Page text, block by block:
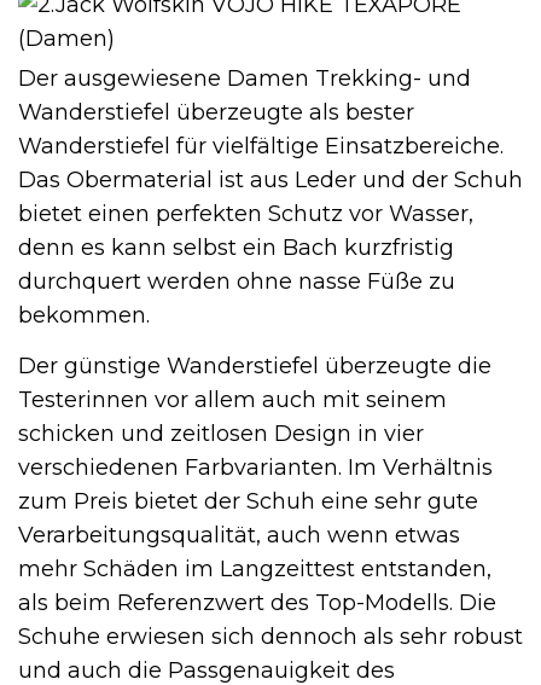
Der ausgewiesene Damen Trekking- und
Wanderstiefel überzeugte als bester
Wanderstiefel für vielfältige Einsatzbereiche.
Das Obermaterial ist aus Leder und der Schuh
bietet einen perfekten Schutz vor Wasser,
denn es kann selbst ein Bach kurzfristig
durchquert werden ohne nasse Füße zu
bekommen.
Der günstige Wanderstiefel überzeugte die
Testerinnen vor allem auch mit seinem
schicken und zeitlosen Design in vier
verschiedenen Farbvarianten. Im Verhältnis
zum Preis bietet der Schuh eine sehr gute
Verarbeitungsqualität, auch wenn etwas
mehr Schäden im Langzeittest entstanden,
als beim Referenzwert des Top-Modells. Die
Schuhe erwiesen sich dennoch als sehr robust
und auch die Passgenauigkeit des